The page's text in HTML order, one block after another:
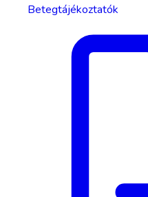
Betegtájékoztatók